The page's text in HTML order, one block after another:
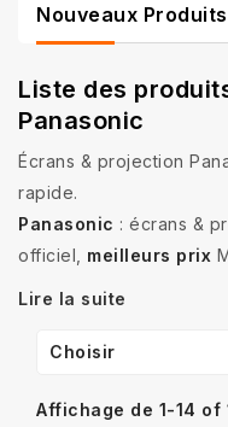
Nouveaux Produits
Liste des
Panasonic
Écrans & projection
rapide.
Panasonic : écrans &
officiel, meilleurs prix
Lire la suite
Choisir
Affichage de 1-14 of